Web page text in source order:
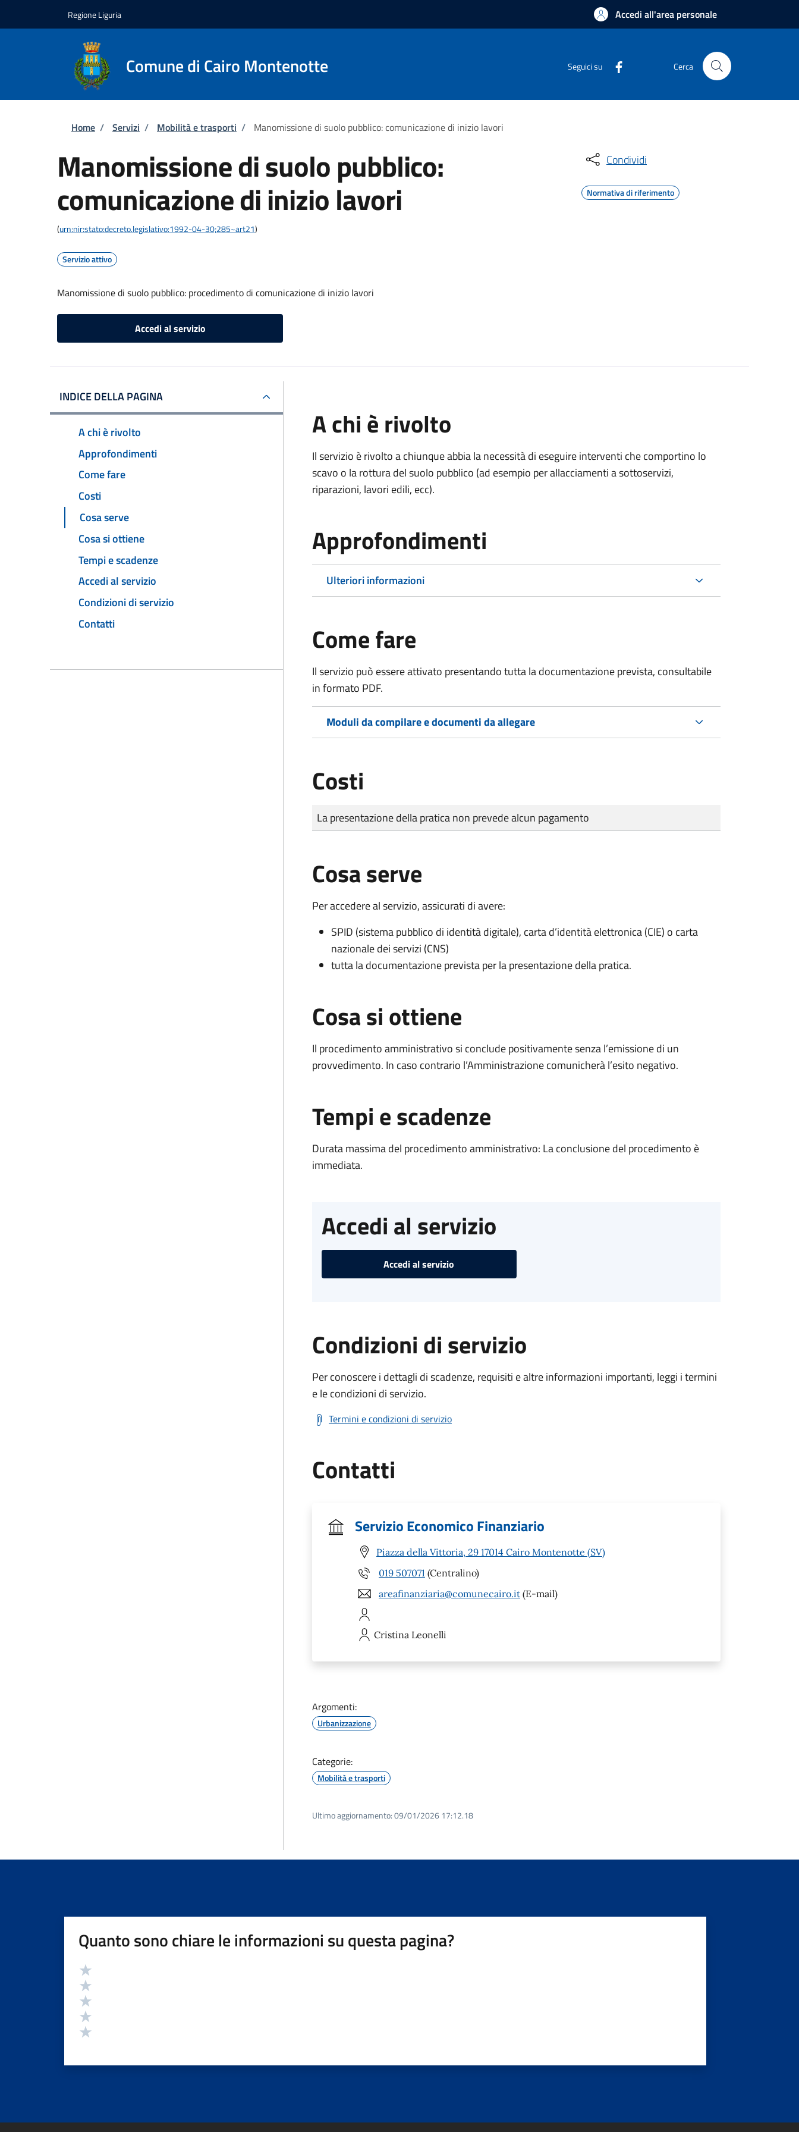
Regione Liguria Accedi all'area personale
Comune di Cairo Montenotte Seguici su Cerca
Briciole di pane
Home / Servizi / Mobilità e trasporti / Manomissione di suolo pubblico: comunicazione di inizio lavori
Manomissione di suolo pubblico:
comunicazione di inizio lavori
(urn:nir:stato:decreto.legislativo:1992-04-30;285~art21)
Servizio attivo
Manomissione di suolo pubblico: procedimento di comunicazione di inizio lavori
Accedi al servizio
Condividi
Normativa di riferimento
INDICE DELLA PAGINA
A chi è rivolto
Approfondimenti
Come fare
Costi
Cosa serve
Cosa si ottiene
Tempi e scadenze
Accedi al servizio
Condizioni di servizio
Contatti
A chi è rivolto
Il servizio è rivolto a chiunque abbia la necessità di eseguire interventi che comportino lo
scavo o la rottura del suolo pubblico (ad esempio per allacciamenti a sottoservizi,
riparazioni, lavori edili, ecc).
Approfondimenti
Ulteriori informazioni
Come fare
Il servizio può essere attivato presentando tutta la documentazione prevista, consultabile
in formato PDF.
Moduli da compilare e documenti da allegare
Costi
Tipo di pagamento
Importo
La presentazione della pratica non prevede alcun pagamento
Cosa serve
Per accedere al servizio, assicurati di avere:
SPID (sistema pubblico di identità digitale), carta d’identità elettronica (CIE) o carta
nazionale dei servizi (CNS)
tutta la documentazione prevista per la presentazione della pratica.
Cosa si ottiene
Il procedimento amministrativo si conclude positivamente senza l’emissione di un
provvedimento. In caso contrario l’Amministrazione comunicherà l’esito negativo.
Tempi e scadenze
Durata massima del procedimento amministrativo: La conclusione del procedimento è
immediata.
Accedi al servizio
Accedi al servizio
Condizioni di servizio
Per conoscere i dettagli di scadenze, requisiti e altre informazioni importanti, leggi i termini
e le condizioni di servizio.
Termini e condizioni di servizio
Contatti
Servizio Economico Finanziario
Piazza della Vittoria, 29 17014 Cairo Montenotte (SV)
019 507071 (Centralino)
areafinanziaria@comunecairo.it (E-mail)
Cristina Leonelli
Argomenti:
Urbanizzazione
Categorie:
Mobilità e trasporti
Ultimo aggiornamento:09/01/2026 17:12.18
Quanto sono chiare le informazioni su questa pagina?
Valutazione